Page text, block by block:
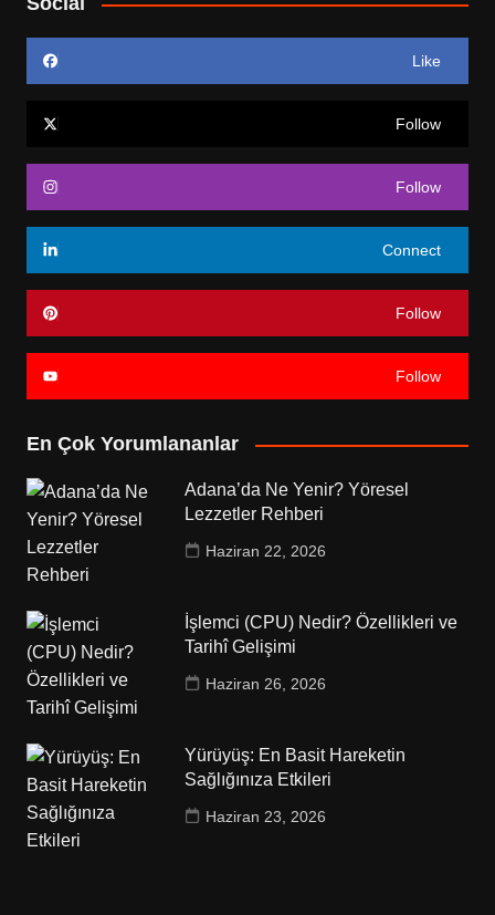
Like
Follow
Follow
Connect
Follow
Follow
En Çok Yorumlananlar
Adana’da Ne Yenir? Yöresel
Lezzetler Rehberi
Haziran 22, 2026
İşlemci (CPU) Nedir? Özellikleri ve
Tarihî Gelişimi
Haziran 26, 2026
Yürüyüş: En Basit Hareketin
Sağlığınıza Etkileri
Haziran 23, 2026